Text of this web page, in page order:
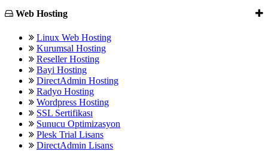
Web Hosting
Linux Web Hosting
Kurumsal Hosting
Reseller Hosting
Bayi Hosting
DirectAdmin Hosting
Radyo Hosting
Wordpress Hosting
SSL Sertifikası
Sunucu Optimizasyon
Plesk Trial Lisans
DirectAdmin Lisans